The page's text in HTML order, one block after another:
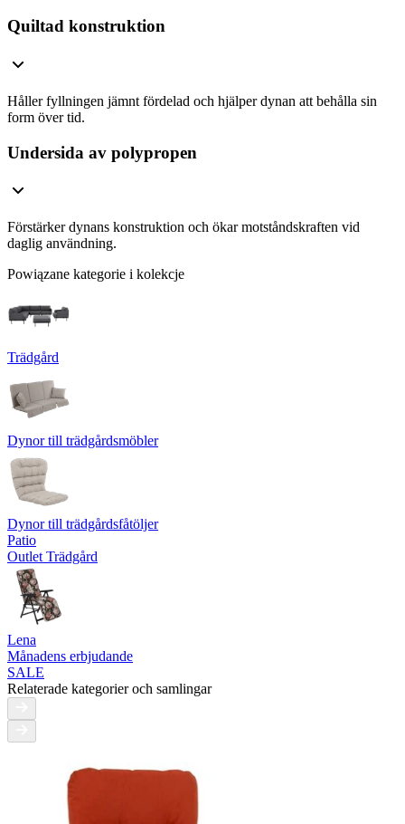
Quiltad konstruktion
Håller fyllningen jämnt fördelad och hjälper dynan att behålla sin
form över tid.
Undersida av polypropen
Förstärker dynans konstruktion och ökar motståndskraften vid
daglig användning.
Powiązane kategorie i kolekcje
Trädgård
Dynor till trädgårdsmöbler
Dynor till trädgårdsfåtöljer
Patio
Outlet Trädgård
Lena
Månadens erbjudande
SALE
Relaterade kategorier och samlingar